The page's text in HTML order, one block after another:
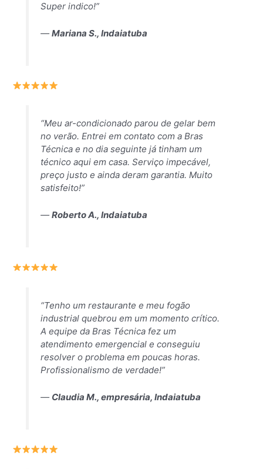
Super indico!”
— Mariana S., Indaiatuba
“Meu ar-condicionado parou de gelar bem
no verão. Entrei em contato com a Bras
Técnica e no dia seguinte já tinham um
técnico aqui em casa. Serviço impecável,
preço justo e ainda deram garantia. Muito
satisfeito!”
— Roberto A., Indaiatuba
“Tenho um restaurante e meu fogão
industrial quebrou em um momento crítico.
A equipe da Bras Técnica fez um
atendimento emergencial e conseguiu
resolver o problema em poucas horas.
Profissionalismo de verdade!”
— Claudia M., empresária, Indaiatuba